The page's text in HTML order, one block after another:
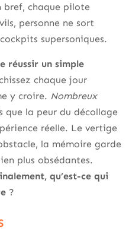
bref, chaque pilote
personne ne sort
supersoniques.
réussir un simple
chaque jour
y croire. Nombreux
que la peur du décollage
réelle. Le vertige
la mémoire garde
plus obsédantes.
qu’est-ce qui
?